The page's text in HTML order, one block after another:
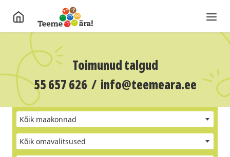
Toimunud talgud
55 657 626 / info@teemeara.ee
Kõik maakonnad
Kõik omavalitsused